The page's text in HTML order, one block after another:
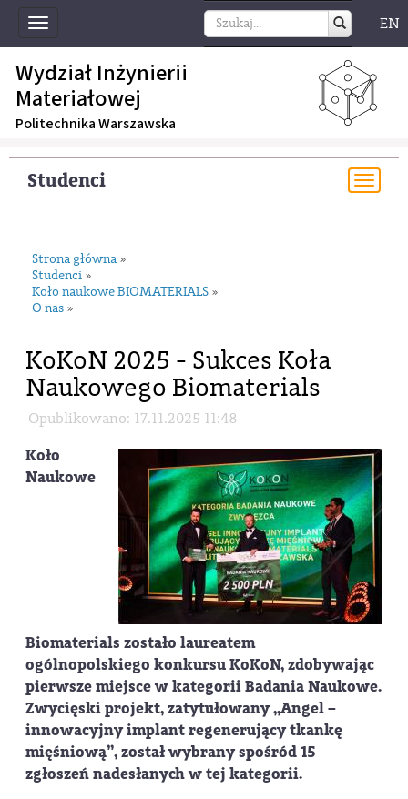
Toggle
navigation
EN
Wydział Inżynierii
Materiałowej
Politechnika Warszawska
Studenci
Strona główna »
Studenci »
Koło naukowe BIOMATERIALS »
O nas »
KoKoN 2025 - Sukces Koła
Naukowego Biomaterials
Opublikowano: 17.11.2025 11:48
Koło
Naukowe
Biomaterials zostało laureatem
ogólnopolskiego konkursu KoKoN, zdobywając
pierwsze miejsce w kategorii Badania Naukowe.
Zwycięski projekt, zatytułowany „Angel –
innowacyjny implant regenerujący tkankę
mięśniową”, został wybrany spośród 15
zgłoszeń nadesłanych w tej kategorii.